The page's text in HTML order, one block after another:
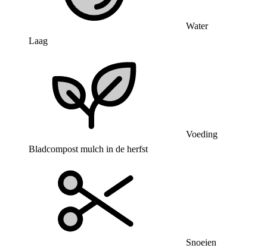
Water
Laag
Voeding
Bladcompost mulch in de herfst
Snoeien